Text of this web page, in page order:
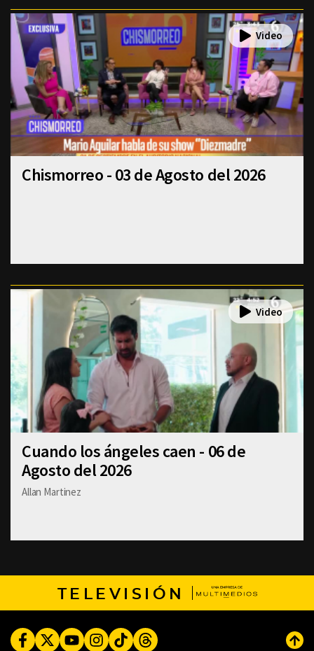
Chismorreo - 03 de Agosto del 2026
Cuando los ángeles caen - 06 de
Agosto del 2026
Allan Martinez
TELEVISIÓN
FacebookTwitterYoutubeInstagram
TikTokThreads